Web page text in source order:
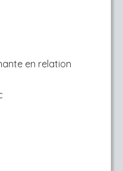
en relation